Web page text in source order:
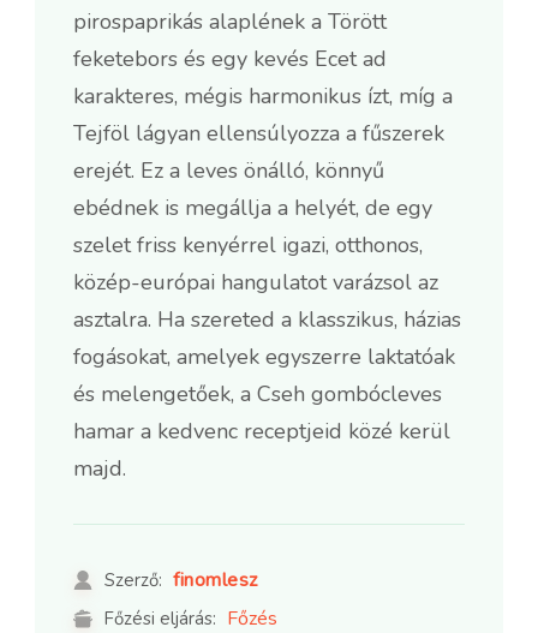
pirospaprikás alaplének a Törött
feketebors és egy kevés Ecet ad
karakteres, mégis harmonikus ízt, míg a
Tejföl lágyan ellensúlyozza a fűszerek
erejét. Ez a leves önálló, könnyű
ebédnek is megállja a helyét, de egy
szelet friss kenyérrel igazi, otthonos,
közép-európai hangulatot varázsol az
asztalra. Ha szereted a klasszikus, házias
fogásokat, amelyek egyszerre laktatóak
és melengetőek, a Cseh gombócleves
hamar a kedvenc receptjeid közé kerül
majd.
Szerző: finomlesz
Főzési eljárás: Főzés